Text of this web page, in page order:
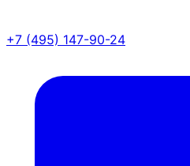
+7 (495) 147-90-24